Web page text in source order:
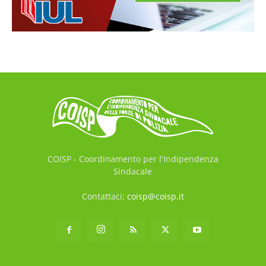
COISP - Coordinamento per l'Indipendenza
Sindacale
Contattaci: coisp@coisp.it